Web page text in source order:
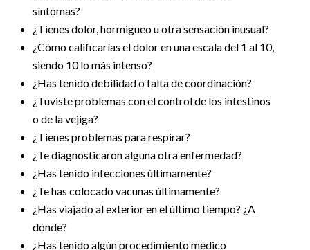
síntomas?
¿Tienes dolor, hormigueo u otra sensación inusual?
¿Cómo calificarías el dolor en una escala del 1 al 10,
siendo 10 lo más intenso?
¿Has tenido debilidad o falta de coordinación?
¿Tuviste problemas con el control de los intestinos
o de la vejiga?
¿Tienes problemas para respirar?
¿Te diagnosticaron alguna otra enfermedad?
¿Has tenido infecciones últimamente?
¿Te has colocado vacunas últimamente?
¿Has viajado al exterior en el último tiempo? ¿A
dónde?
¿Has tenido algún procedimiento médico